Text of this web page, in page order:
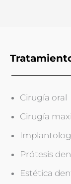
Cirugía oral
Cirugía
Prótesis
Estética